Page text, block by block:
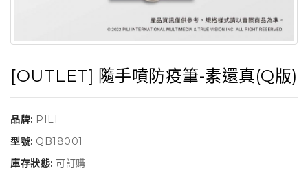
[OUTLET] 隨手噴防疫筆-素還真(Q版)
品牌: PILI
型號: QB18001
庫存狀態: 可訂購